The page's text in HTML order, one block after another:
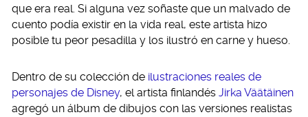
que era real. Si alguna vez soñaste que un malvado de
cuento podía existir en la vida real, este artista hizo
posible tu peor pesadilla y los ilustró en carne y hueso.
Dentro de su colección de ilustraciones reales de
personajes de Disney, el artista finlandés Jirka Väätäinen
agregó un álbum de dibujos con las versiones realistas